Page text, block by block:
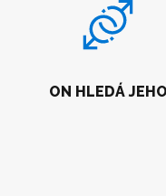
ON HLEDÁ JEHO